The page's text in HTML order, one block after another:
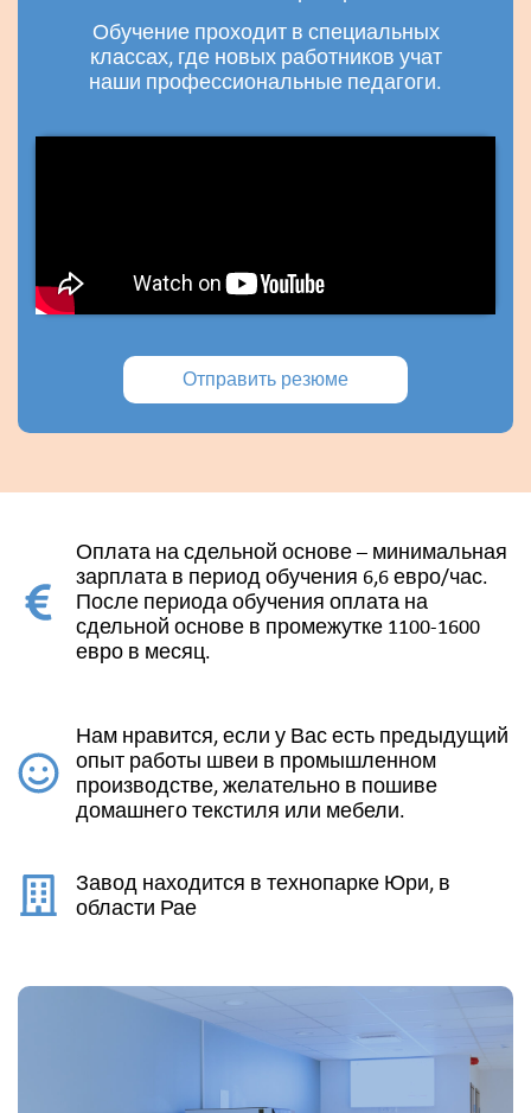
Обучение проходит в специальных
классах, где новых работников учат
наши профессиональные педагоги.
Отправить резюме
Оплата на сдельной основе – минимальная
зарплата в период обучения 6,6 евро/час.
После периода обучения оплата на
сдельной основе в промежутке 1100-1600
евро в месяц.
Нам нравится, если у Вас есть предыдущий
опыт работы швеи в промышленном
производстве, желательно в пошиве
домашнего текстиля или мебели.
Завод находится в технопарке Юри, в
области Рае